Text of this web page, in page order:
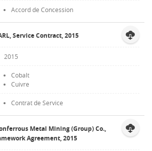
Accord de Concession
Service Contract, 2015
2015
Cobalt
Cuivre
Contrat de Service
Metal Mining (Group) Co.,
Agreement, 2015